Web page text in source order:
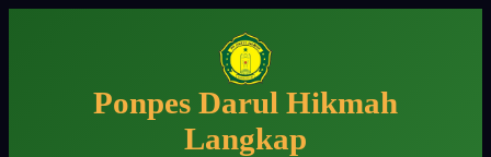
Ponpes Darul Hikmah
Langkap